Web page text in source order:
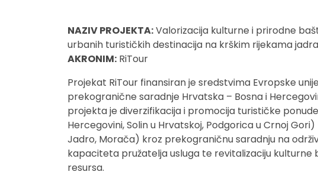
NAZIV PROJEKTA:Valorizacija kulturne i prirodne
urbanih turističkih destinacija na krškim rijekama
AKRONIM: RiTour
Projekat RiTour finansiran je sredstvima Evropske
prekogranične saradnje Hrvatska – Bosna i
projekta je diverzifikacija i promocija turističke
Hercegovini, Solin u Hrvatskoj, Podgorica u Crnoj
Jadro, Morača) kroz prekograničnu saradnju na
kapaciteta pružatelja usluga te revitalizaciju kulturne
resursa.